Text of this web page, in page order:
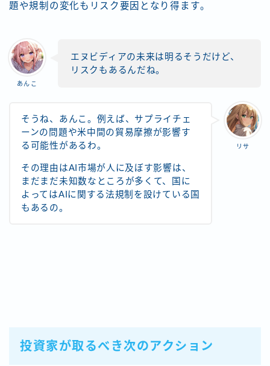
題や規制の変化もリスク要因となり得ます​。
あんこ
エヌビディアの未来は明るそうだけど、
リスクもあるんだね。
リサ
そうね、あんこ。例えば、サプライチェ
ーンの問題や米中間の貿易摩擦が影響す
る可能性があるわ。
その理由はAI市場が人に及ぼす影響は、
まだまだ未知数なところが多くて、国に
よってはAIに関する法規制を設けている国
もあるの。
投資家が取るべき次のアクション